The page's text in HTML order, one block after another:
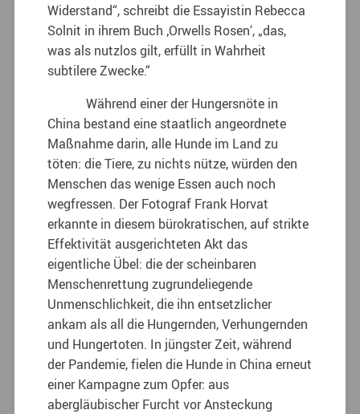
Widerstand“, schreibt die Essayistin Rebecca
Solnit in ihrem Buch ‚Orwells Rosen‘, „das,
was als nutzlos gilt, erfüllt in Wahrheit
subtilere Zwecke.“
Während einer der Hungersnöte in
China bestand eine staatlich angeordnete
Maßnahme darin, alle Hunde im Land zu
töten: die Tiere, zu nichts nütze, würden den
Menschen das wenige Essen auch noch
wegfressen. Der Fotograf Frank Horvat
erkannte in diesem bürokratischen, auf strikte
Effektivität ausgerichteten Akt das
eigentliche Übel: die der scheinbaren
Menschenrettung zugrundeliegende
Unmenschlichkeit, die ihn entsetzlicher
ankam als all die Hungernden, Verhungernden
und Hungertoten. In jüngster Zeit, während
der Pandemie, fielen die Hunde in China erneut
einer Kampagne zum Opfer: aus
abergläubischer Furcht vor Ansteckung